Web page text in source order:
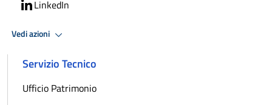
LinkedIn
Vedi azioni
Servizio Tecnico
Ufficio Patrimonio